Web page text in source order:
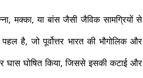
मक्का, या बांस जैसी जैविक सामग्रियों से
है, जो पूर्वोत्तर भारत की भौगोलिक और
घोषित किया, जिससे इसकी कटाई और